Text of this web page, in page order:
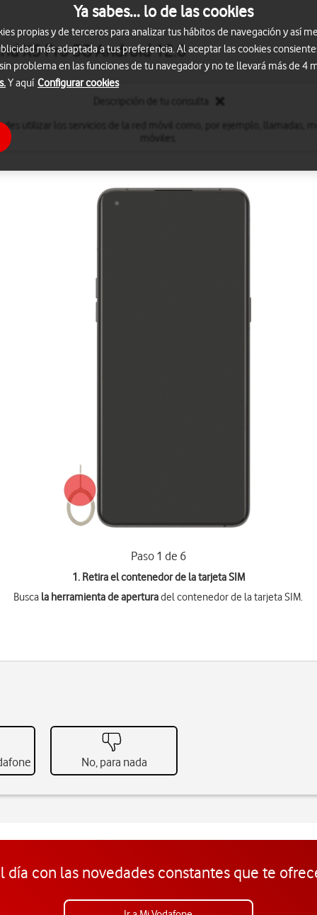
X5 Pro 5G Android 12.0
utilizar los servicios de la red móvil como, por ejemplo, llamadas,
Paso 1 de 6
1. Retira el contenedor de la tarjeta SIM
Busca la herramienta de aperturadel contenedor de la tarjeta SIM.
No, para nada
día con las novedades constantes que te
Ya sabes... lo de las cookies
propias y de terceros para analizar tus hábitos de navegación y así
más adaptada a tus preferencia. Al aceptar las cookies
problema en las funciones de tu navegador y no te llevará más de 4
Y aquí Configurar cookies